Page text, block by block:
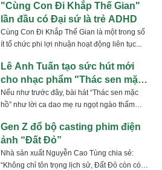
"Cùng Con Đi Khắp Thế Gian"
lần đầu có Đại sứ là trẻ ADHD
Cùng Con Đi Khắp Thế Gian là một trong số
ít tổ chức phi lợi nhuận hoạt động liên tục...
Lê Anh Tuấn tạo sức hút mới
cho nhạc phẩm "Thác sen mặt
hồ"
Nếu như trước đây, bài hát “Thác sen mặc
hồ” như lời ca dao mẹ ru ngọt ngào thấm
Gen Z đổ bộ casting phim điện
ảnh “Đất Đỏ”
Nhà sản xuất Nguyễn Cao Tùng chia sẻ:
“Không chỉ tôn trọng lịch sử, Đất Đỏ còn có